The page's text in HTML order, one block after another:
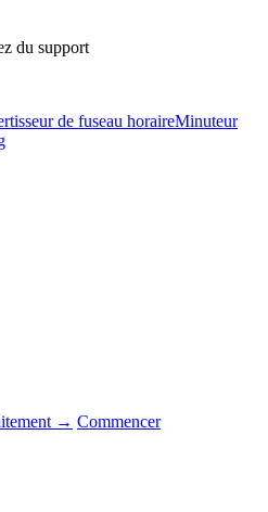
du support
de fuseau horaireMinuteur
→ Commencer